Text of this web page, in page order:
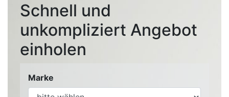
Schnell und
unkompliziert Angebot
einholen
Marke